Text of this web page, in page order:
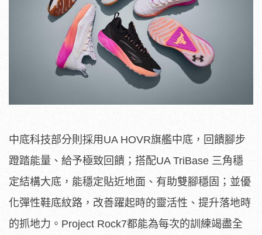
中底科技部分則採用UA HOVR旗艦中底，回饋腳步
蹬踏能量、給予極致回饋；搭配UA TriBase 三角穩
定結構大底，能穩定貼近地面、有助雙腳穩固；並優
化彈性鞋底紋路，改善躍起時的靈活性、提升落地時
的抓地力。Project Rock7都能為每次的訓練竭盡全